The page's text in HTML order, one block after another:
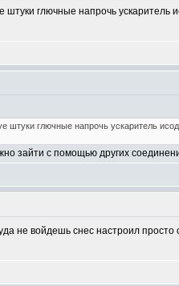
штуки глючные напрочь
штуки глючные напрочь ускаритель
зайти с помощью других
не войдешь снес настроил